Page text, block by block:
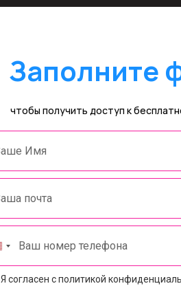
Заполните
чтобы получить доступ к
Я согласен с политикой